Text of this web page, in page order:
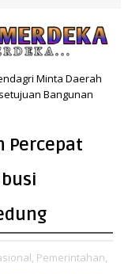
Minta Daerah
Bangunan
Percepat
Pemerintahan,